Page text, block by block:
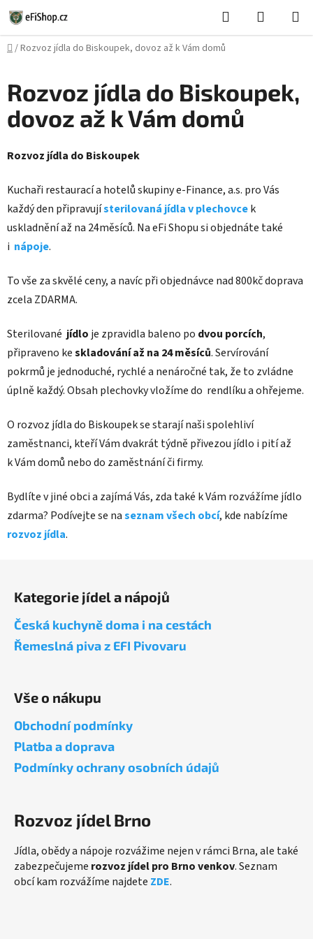
Přejít
na
obsah
Hledat
KOŠÍK
Domů
/Rozvoz jídla do Biskoupek, dovoz až k Vám domů
Rozvoz jídla do Biskoupek,
dovoz až k Vám domů
Rozvoz jídla do Biskoupek
Kuchaři restaurací a hotelů skupiny e-Finance, a.s. pro Vás
každý den připravujísterilovaná jídla v plechovcek
uskladnění až na 24měsíců. Na eFi Shopu si objednáte také
i nápoje.
To vše za skvělé ceny, a navíc při objednávce nad 800kč doprava
zcela ZDARMA.
Sterilované jídlo je zpravidla baleno po dvou porcích,
připraveno keskladování až na 24 měsíců. Servírování
pokrmů je jednoduché, rychlé a nenáročné tak, že to zvládne
úplně každý. Obsah plechovky vložíme do rendlíku a ohřejeme.
O rozvoz jídla do Biskoupek se starají naši spolehliví
zaměstnanci, kteří Vám dvakrát týdně přivezou jídlo i pití až
k Vám domů nebo do zaměstnání či firmy.
Bydlíte v jiné obci a zajímá Vás, zda také k Vám rozvážíme jídlo
zdarma? Podívejte se naseznam všech obcí, kde nabízíme
rozvoz jídla.
Kategorie jídel a nápojů
Česká kuchyně doma i na cestách
Řemeslná piva z EFI Pivovaru
Vše o nákupu
Obchodní podmínky
Platba a doprava
Podmínky ochrany osobních údajů
Rozvoz jídel Brno
Jídla, obědy a nápoje rozvážime nejen v rámci Brna, ale také
zabezpečujeme rozvoz jídel pro Brno venkov. Seznam
obcí kam rozvážíme najdete ZDE.